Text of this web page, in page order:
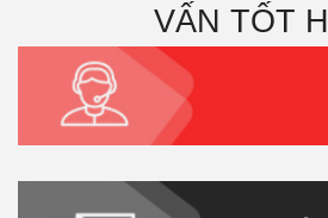
VẤN TỐT